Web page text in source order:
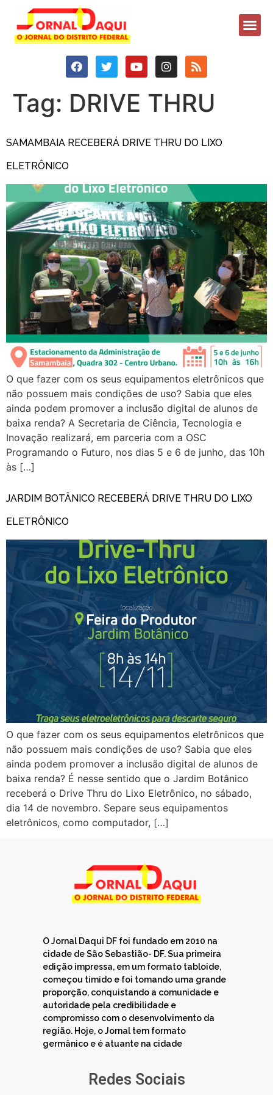
Tag: DRIVE THRU
SAMAMBAIA RECEBERÁ DRIVE THRU DO LIXO
ELETRÔNICO
O que fazer com os seus equipamentos eletrônicos que
não possuem mais condições de uso? Sabia que eles
ainda podem promover a inclusão digital de alunos de
baixa renda? A Secretaria de Ciência, Tecnologia e
Inovação realizará, em parceria com a OSC
Programando o Futuro, nos dias 5 e 6 de junho, das 10h
às […]
JARDIM BOTÂNICO RECEBERÁ DRIVE THRU DO LIXO
ELETRÔNICO
O que fazer com os seus equipamentos eletrônicos que
não possuem mais condições de uso? Sabia que eles
ainda podem promover a inclusão digital de alunos de
baixa renda? É nesse sentido que o Jardim Botânico
receberá o Drive Thru do Lixo Eletrônico, no sábado,
dia 14 de novembro. Separe seus equipamentos
eletrônicos, como computador, […]
O Jornal Daqui DF foi fundado em 2010 na
cidade de São Sebastião- DF. Sua primeira
edição impressa, em um formato tabloide,
começou tímido e foi tomando uma grande
proporção, conquistando a comunidade e
autoridade pela credibilidade e
compromisso com o desenvolvimento da
região. Hoje, o Jornal tem formato
germânico e é atuante na cidade
Redes Sociais